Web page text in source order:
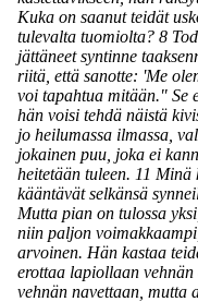
Kuka on saanut teidät
tulevalta tuomiolta? 8
jättäneet syntinne
riitä, että sanotte: 'Me
voi tapahtua mitään." Se
hän voisi tehdä näistä
jo heilumassa ilmassa,
jokainen puu, joka ei
heitetään tuleen. 11
kääntävät selkänsä
Mutta pian on tulossa
niin paljon
arvoinen. Hän kastaa
erottaa lapiollaan
vehnän navettaan, mutta